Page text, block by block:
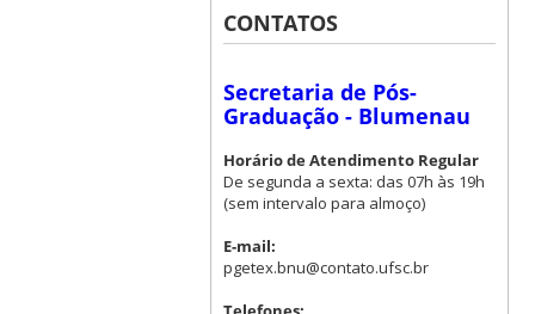
CONTATOS
Secretaria de Pós-
Graduação - Blumenau
Horário de Atendimento Regular
De segunda a sexta: das 07h às 19h
(sem intervalo para almoço)
E-mail:
pgetex.bnu@contato.ufsc.br